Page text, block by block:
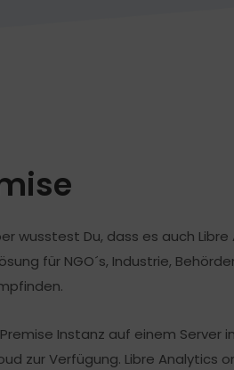
wusstest Du, dass es auch Libre
für NGO´s, Industrie,
Instanz auf einem Server
zur Verfügung. Libre Analytics